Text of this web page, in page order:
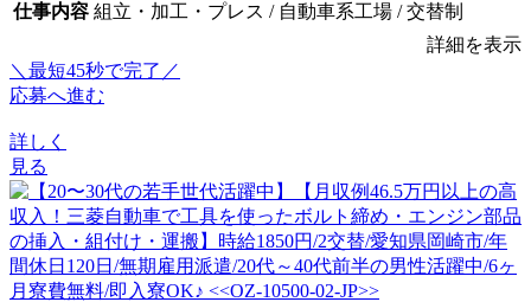
仕事内容 組立・加工・プレス / 自動車系工場 / 交替制
詳細を表示
＼最短45秒で完了／
応募へ進む
詳しく
見る